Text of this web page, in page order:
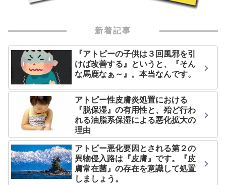
新着記事
『アトピーの子供は３回風邪を引
けば改善する』というと、『そん
な馬鹿なぁ～』。本当なんです。
アトピー性皮膚炎処置における
『脱保湿』の有用性と、殆ど行わ
れる油脂系保湿による悪化拡大の
理由
アトピー悪化要因とされる第２の
異物侵入路は『皮膚』です。『皮
膚常在菌』の存在を意識して処置
しましょう。